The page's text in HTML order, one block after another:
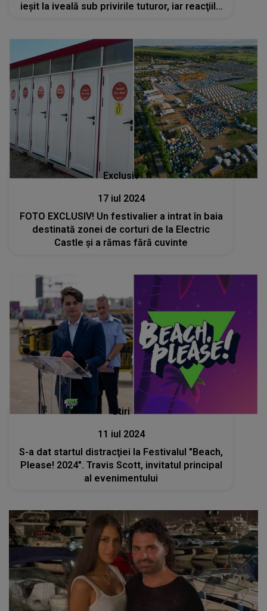
ieșit la iveală sub privirile tuturor, iar reacţiile
Exclusiv
17 iul 2024
FOTO EXCLUSIV! Un festivalier a intrat în baia
destinată zonei de corturi de la Electric
Castle și a rămas fără cuvinte
Stiri
11 iul 2024
S-a dat startul distracţiei la Festivalul "Beach,
Please! 2024". Travis Scott, invitatul principal
al evenimentului